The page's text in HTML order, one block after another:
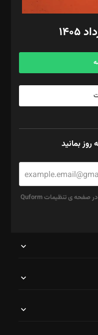
بمانید
برای استفاده از ریکپچا بایستی کلید API را در صفحه ی تنظیمات Quform